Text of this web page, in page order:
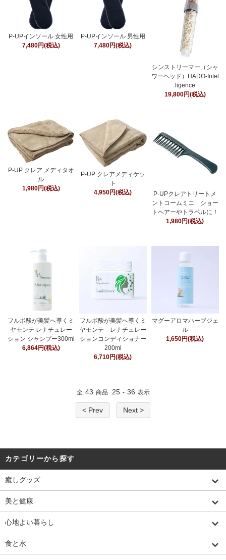
P-UPインソール 女性用
7,480円(税込)
P-UPインソール 男性用
7,480円(税込)
シンストリーマー（シャ
ワーヘッド）HADO-Intel
ligence
19,800円(税込)
P-UP クレア メディタオ
ル
1,980円(税込)
P-UP クレアメディケッ
ト
4,950円(税込)
P-UPクレアトリートメ
ントコームミニ ショー
トヘアーやトラベルに！
1,980円(税込)
フルボ酸が美髪へ導くミ
ヤモンテ レナチュレー
ション シャンプー300ml
6,864円(税込)
フルボ酸が美髪へ導くミ
ヤモンテ レナチュレー
ションコンディショナー
200ml
6,710円(税込)
マグーアロマハーブジェ
ル
1,650円(税込)
全 43 商品 25 - 36 表示
< Prev Next >
カテゴリーから探す
癒しグッズ
美と健康
心地よい暮らし
食と水